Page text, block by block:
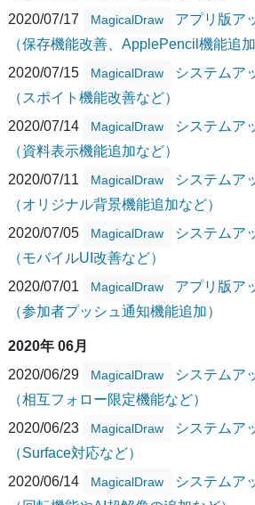
2020/07/17
MagicalDraw
アプリ版ア
（保存機能改善、ApplePencil機能追加
2020/07/15
MagicalDraw
システムア
（スポイト機能改善など）
2020/07/14
MagicalDraw
システムア
（資料表示機能追加など）
2020/07/11
MagicalDraw
システムア
（オリジナル背景機能追加など）
2020/07/05
MagicalDraw
システムア
（モバイルUI改善など）
2020/07/01
MagicalDraw
アプリ版ア
（参加者プッシュ通知機能追加）
2020年 06月
2020/06/29
MagicalDraw
システムア
（相互フォロー限定機能など）
2020/06/23
MagicalDraw
システムア
（Surface対応など）
2020/06/14
MagicalDraw
システムア